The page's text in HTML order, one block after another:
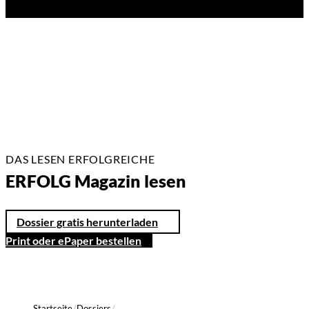
DAS LESEN ERFOLGREICHE
ERFOLG Magazin lesen
Dossier gratis herunterladen
Print oder ePaper bestellen